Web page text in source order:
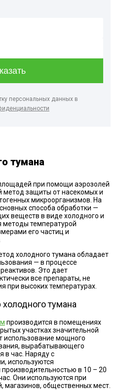
персональных данных в
тумана
при помощи аэрозолей
метод защиты от насекомых и
микроорганизмов. На
способа обработки —
веществ в виде холодного и
методы температурой
его частиц и
холодного тумана обладает
— в процессе
Это дает
все препараты, не
при высоких температурах.
холодного тумана
производится в помещениях
участках значительной
использование мощного
вырабатывающего
в час. Наряду с
используются
в 10 – 20
Они используются при
общественных мест.